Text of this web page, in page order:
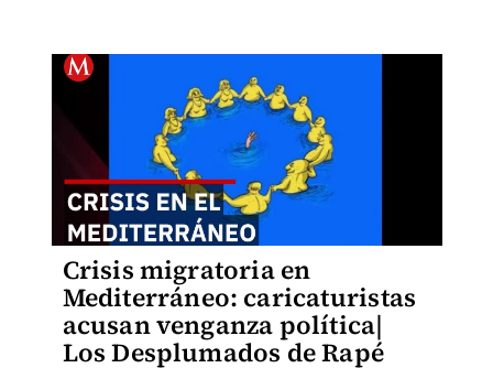
Crisis migratoria en
Mediterráneo: caricaturistas
acusan venganza política|
Los Desplumados de Rapé